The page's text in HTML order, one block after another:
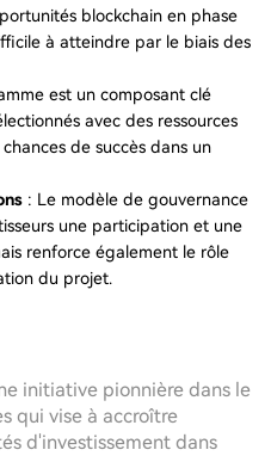
blockchain en phase
à atteindre par le biais des
est un composant clé
avec des ressources
de succès dans un
: Le modèle de gouvernance
une participation et une
renforce également le rôle
du projet.
initiative pionnière dans le
qui vise à accroître
d'investissement dans